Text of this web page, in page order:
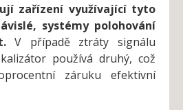
zařízení využívající tyto
systémy polohování
V případě ztráty signálu
používá druhý, což
záruku efektivní